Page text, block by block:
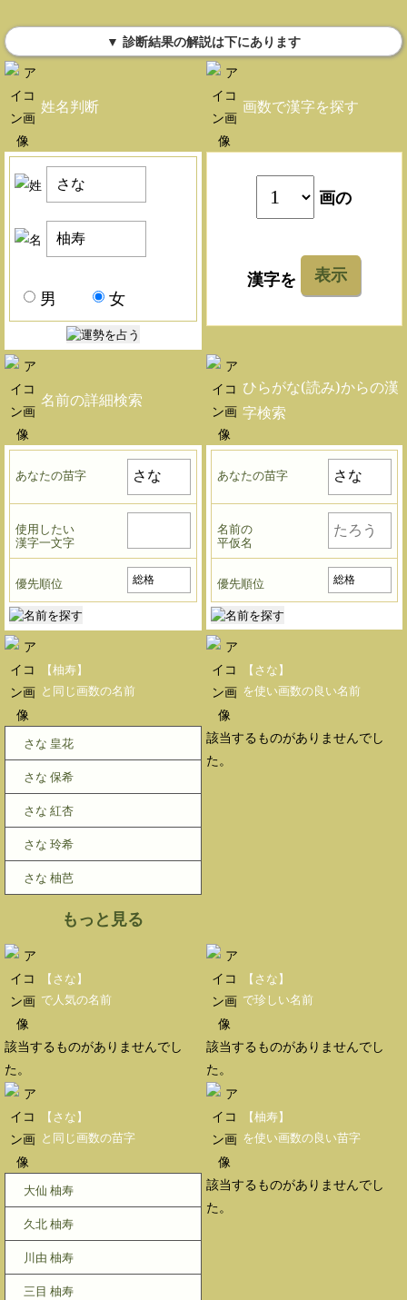
▼ 診断結果の解説は下にあります
姓名判断
男 女
画数で漢字を探す
画の
漢字を 表示
名前の詳細検索
あなたの苗字
使用したい
漢字一文字
優先順位
ひらがな(読み)からの漢
字検索
あなたの苗字
名前の
平仮名
優先順位
【柚寿】
と同じ画数の名前
さな 皇花
さな 保希
さな 紅杏
さな 玲希
さな 柚芭
もっと見る
【さな】
を使い画数の良い名前
該当するものがありませんでし
た。
【さな】
で人気の名前
該当するものがありませんでし
た。
【さな】
で珍しい名前
該当するものがありませんでし
た。
【さな】
と同じ画数の苗字
大仙 柚寿
久北 柚寿
川由 柚寿
三目 柚寿
【柚寿】
を使い画数の良い苗字
該当するものがありませんでし
た。